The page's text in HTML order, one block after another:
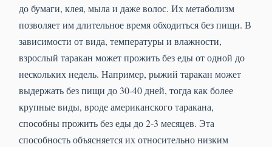
до бумаги, клея, мыла и даже волос. Их метаболизм
позволяет им длительное время обходиться без пищи. В
зависимости от вида, температуры и влажности,
взрослый таракан может прожить без еды от одной до
нескольких недель. Например, рыжий таракан может
выдержать без пищи до 30-40 дней, тогда как более
крупные виды, вроде американского таракана,
способны прожить без еды до 2-3 месяцев. Эта
способность объясняется их относительно низким